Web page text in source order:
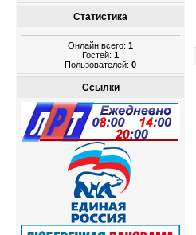
Статистика
Онлайн всего: 1
Гостей: 1
Пользователей: 0
Ссылки